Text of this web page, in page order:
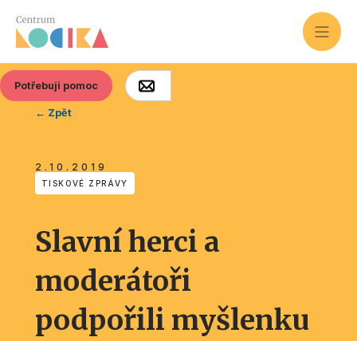
Potřebuji pomoc
← Zpět
2.10.2019
TISKOVÉ ZPRÁVY
Slavní herci a
moderátoři
podpořili myšlenku